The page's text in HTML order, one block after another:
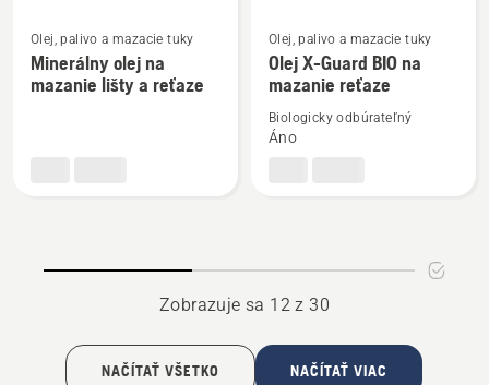
Zobraziť
viac
podrobností
Olej, palivo a mazacie tuky
Minerálny olej na
mazanie lišty a reťaze
Zobraziť
viac
podrobností
Olej
mazanie
reťaze
Olej, palivo a mazacie tuky
Olej X-Guard BIO na
mazanie reťaze
Biologicky odbúrateľný
Áno
Zobrazuje sa 12 z 30
NAČÍTAŤ VŠETKO NAČÍTAŤ VIAC